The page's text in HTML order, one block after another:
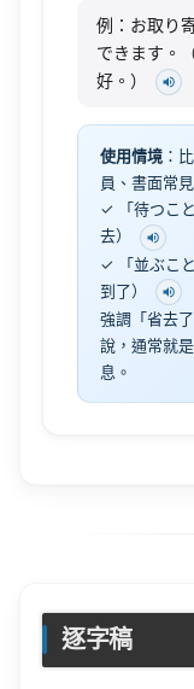
例：お取り
できます。
好。）
使用情境 ：
員、書面常見
✓ 「待つこ
去）
✓ 「並ぶこ
到了）
強調「省去
說，通常就
息。
逐字稿